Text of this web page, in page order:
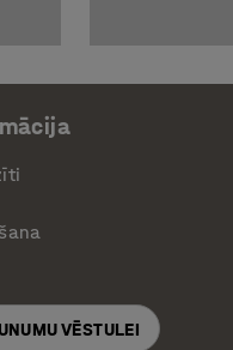
VĒSTULEI